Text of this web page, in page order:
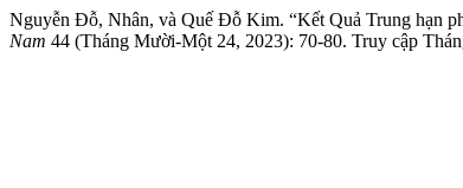
Nguyễn Đỗ, Nhân, và Quế Đỗ Kim. “Kết Quả Trung hạn
Nam 44 (Tháng Mười-Một 24, 2023): 70-80. Truy cập